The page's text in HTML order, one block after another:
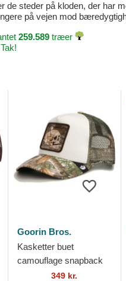
steder på kloden, der har
på vejen mod
259.589 træer
Tak!
Goorin Bros.
Kasketter buet
camouflage snapback
Realtree Edge
349 kr.